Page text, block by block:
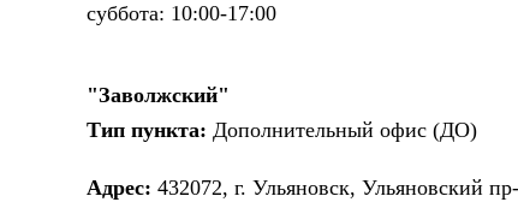
суббота: 10:00-17:00
"Заволжский"
Тип пункта: Дополнительный офис (ДО)
Адрес: 432072, г. Ульяновск, Ульяновский